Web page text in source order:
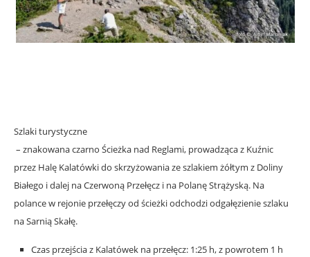
Szlaki turystyczne
– znakowana czarno Ścieżka nad Reglami, prowadząca z Kuźnic
przez Halę Kalatówki do skrzyżowania ze szlakiem żółtym z Doliny
Białego i dalej na Czerwoną Przełęcz i na Polanę Strążyską. Na
polance w rejonie przełęczy od ścieżki odchodzi odgałęzienie szlaku
na Sarnią Skałę.
Czas przejścia z Kalatówek na przełęcz: 1:25 h, z powrotem 1 h